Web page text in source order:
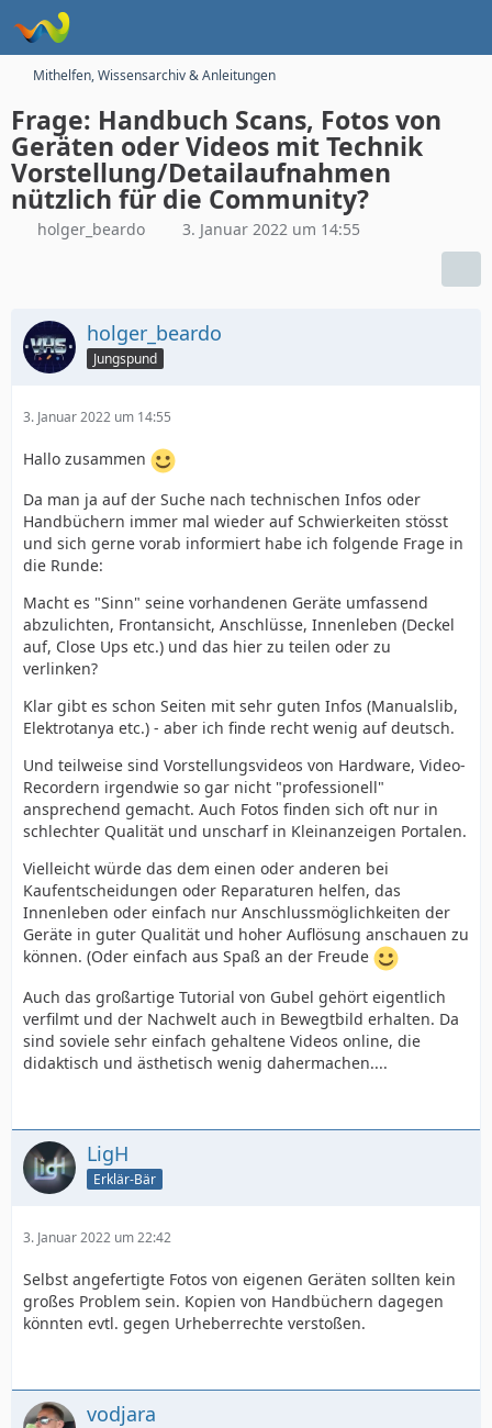
Mithelfen, Wissensarchiv & Anleitungen
Frage: Handbuch Scans, Fotos von
Geräten oder Videos mit Technik
Vorstellung/Detailaufnahmen
nützlich für die Community?
holger_beardo 3. Januar 2022 um 14:55
holger_beardo
Jungspund
3. Januar 2022 um 14:55
Hallo zusammen
Da man ja auf der Suche nach technischen Infos oder
Handbüchern immer mal wieder auf Schwierkeiten stösst
und sich gerne vorab informiert habe ich folgende Frage in
die Runde:
Macht es "Sinn" seine vorhandenen Geräte umfassend
abzulichten, Frontansicht, Anschlüsse, Innenleben (Deckel
auf, Close Ups etc.) und das hier zu teilen oder zu
verlinken?
Klar gibt es schon Seiten mit sehr guten Infos (Manualslib,
Elektrotanya etc.) - aber ich finde recht wenig auf deutsch.
Und teilweise sind Vorstellungsvideos von Hardware, Video-
Recordern irgendwie so gar nicht "professionell"
ansprechend gemacht. Auch Fotos finden sich oft nur in
schlechter Qualität und unscharf in Kleinanzeigen Portalen.
Vielleicht würde das dem einen oder anderen bei
Kaufentscheidungen oder Reparaturen helfen, das
Innenleben oder einfach nur Anschlussmöglichkeiten der
Geräte in guter Qualität und hoher Auflösung anschauen zu
können. (Oder einfach aus Spaß an der Freude
Auch das großartige Tutorial von Gubel gehört eigentlich
verfilmt und der Nachwelt auch in Bewegtbild erhalten. Da
sind soviele sehr einfach gehaltene Videos online, die
didaktisch und ästhetisch wenig dahermachen....
LigH
Erklär-Bär
3. Januar 2022 um 22:42
Selbst angefertigte Fotos von eigenen Geräten sollten kein
großes Problem sein. Kopien von Handbüchern dagegen
könnten evtl. gegen Urheberrechte verstoßen.
vodjara